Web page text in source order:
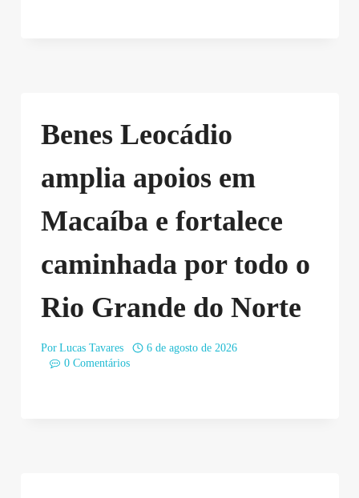
Benes Leocádio
amplia apoios em
Macaíba e fortalece
caminhada por todo o
Rio Grande do Norte
Por Lucas Tavares
6 de agosto de 2026
0 Comentários